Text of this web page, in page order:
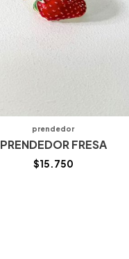
prendedor
PRENDEDOR FRESA
$15.750